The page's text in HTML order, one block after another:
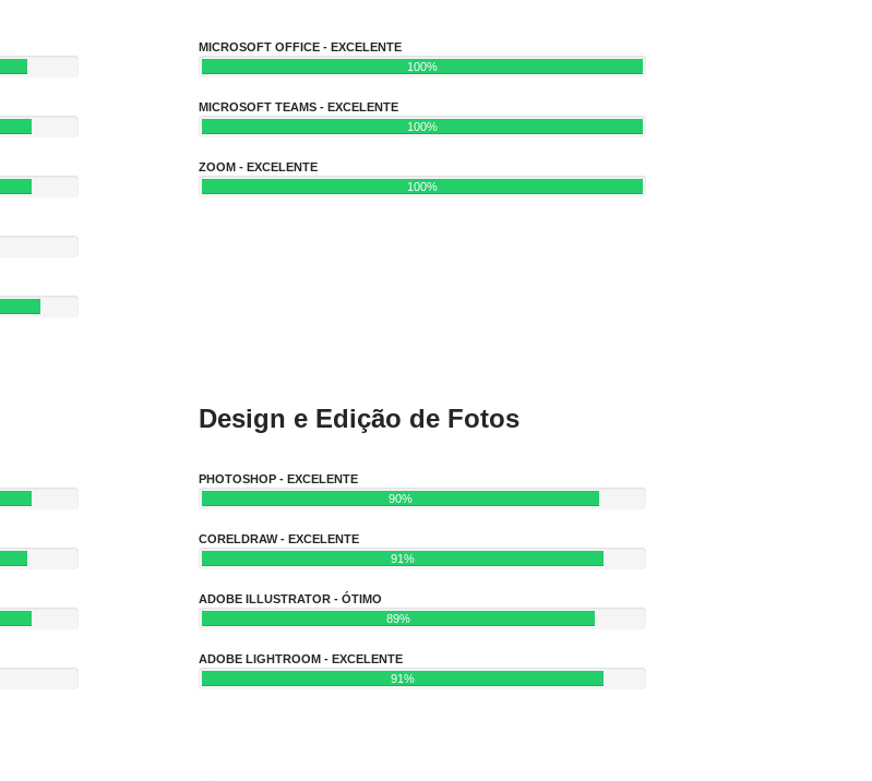
MICROSOFT OFFICE - EXCELENTE
100%
MICROSOFT TEAMS - EXCELENTE
100%
ZOOM - EXCELENTE
100%
Design e Edição de Fotos
PHOTOSHOP - EXCELENTE
90%
CORELDRAW - EXCELENTE
91%
ADOBE ILLUSTRATOR - ÓTIMO
89%
ADOBE LIGHTROOM - EXCELENTE
91%